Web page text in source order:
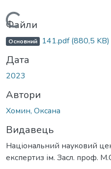
Вантажиться...
Файли
Основний 141.pdf(880,5 KB)
Дата
2023
Автори
Хомин, Оксана
Видавець
Національний науковий
експертиз ім. Засл. проф.